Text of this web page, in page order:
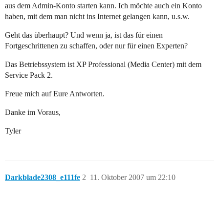
aus dem Admin-Konto starten kann. Ich möchte auch ein Konto
haben, mit dem man nicht ins Internet gelangen kann, u.s.w.
Geht das überhaupt? Und wenn ja, ist das für einen
Fortgeschrittenen zu schaffen, oder nur für einen Experten?
Das Betriebssystem ist XP Professional (Media Center) mit dem
Service Pack 2.
Freue mich auf Eure Antworten.
Danke im Voraus,
Tyler
Darkblade2308_e111fe 11. Oktober 2007 um 22:10
2